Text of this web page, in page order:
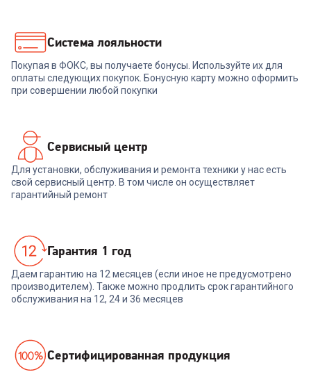
59 789₽
В корзину В корзину
Система лояльности
Покупая в ФОКС, вы получаете бонусы. Используйте их для
оплаты следующих покупок. Бонусную карту можно оформить
при совершении любой покупки
Сервисный центр
Для установки, обслуживания и ремонта техники у нас есть
свой сервисный центр. В том числе он осуществляет
гарантийный ремонт
Гарантия 1 год
Даем гарантию на 12 месяцев (если иное не предусмотрено
производителем). Также можно продлить срок гарантийного
обслуживания на 12, 24 и 36 месяцев
Cертифицированная продукция